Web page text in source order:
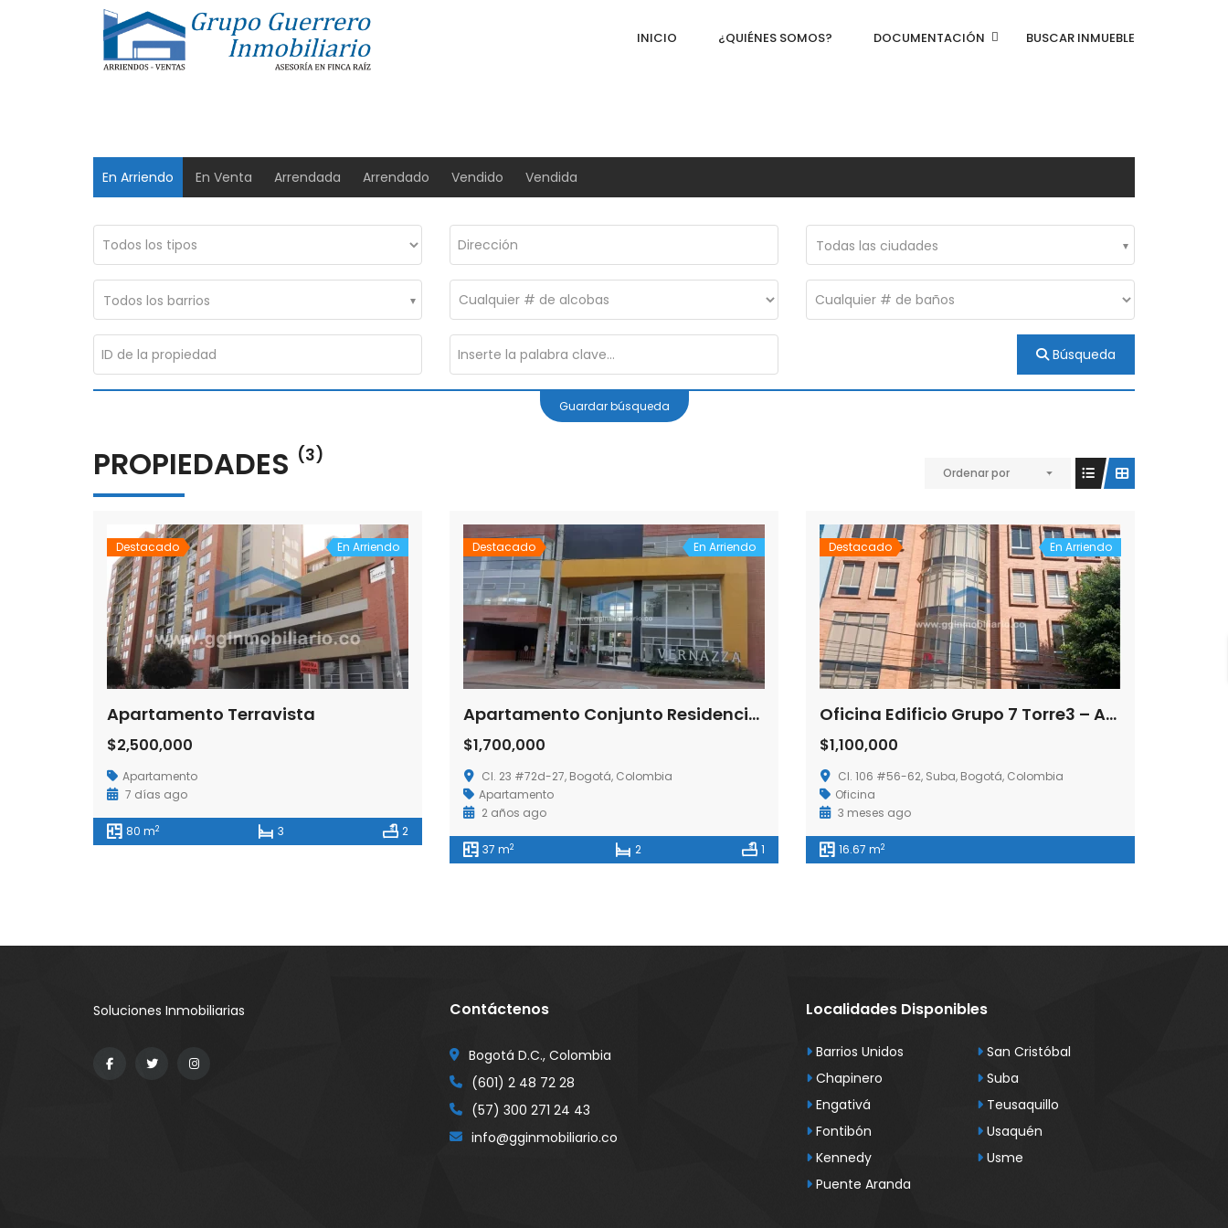
INICIO ¿QUIÉNES SOMOS? DOCUMENTACIÓN BUSCAR INMUEBLE
En Arriendo En Venta Arrendada Arrendado Vendido Vendida
Todas las ciudades
Todos los barrios
Búsqueda
Guardar búsqueda
PROPIEDADES (3)
Ordenar por
Destacado En Arriendo
Apartamento Terravista
$2,500,000
Apartamento
7 días ago
80 m2 3 2
Destacado En Arriendo
Apartamento Conjunto Residencial Vernazza
$1,700,000
Cl. 23 #72d-27, Bogotá, Colombia
Apartamento
2 años ago
37 m2 2 1
Destacado En Arriendo
Oficina Edificio Grupo 7 Torre3 – Arriendo
$1,100,000
Cl. 106 #56-62, Suba, Bogotá, Colombia
Oficina
3 meses ago
16.67 m2
Soluciones Inmobiliarias Contáctenos
Bogotá D.C., Colombia
(601) 2 48 72 28
(57) 300 271 24 43
info@gginmobiliario.co
Localidades Disponibles
Barrios Unidos
Chapinero
Engativá
Fontibón
Kennedy
Puente Aranda
San Cristóbal
Suba
Teusaquillo
Usaquén
Usme